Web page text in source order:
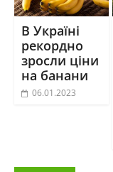
В Україні
рекордно
зросли ціни
на банани
06.01.2023